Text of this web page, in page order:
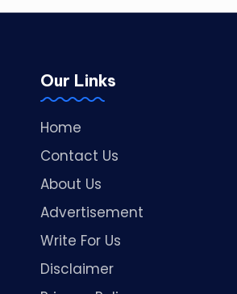
Our Links
Home
Contact Us
About Us
Advertisement
Write For Us
Disclaimer